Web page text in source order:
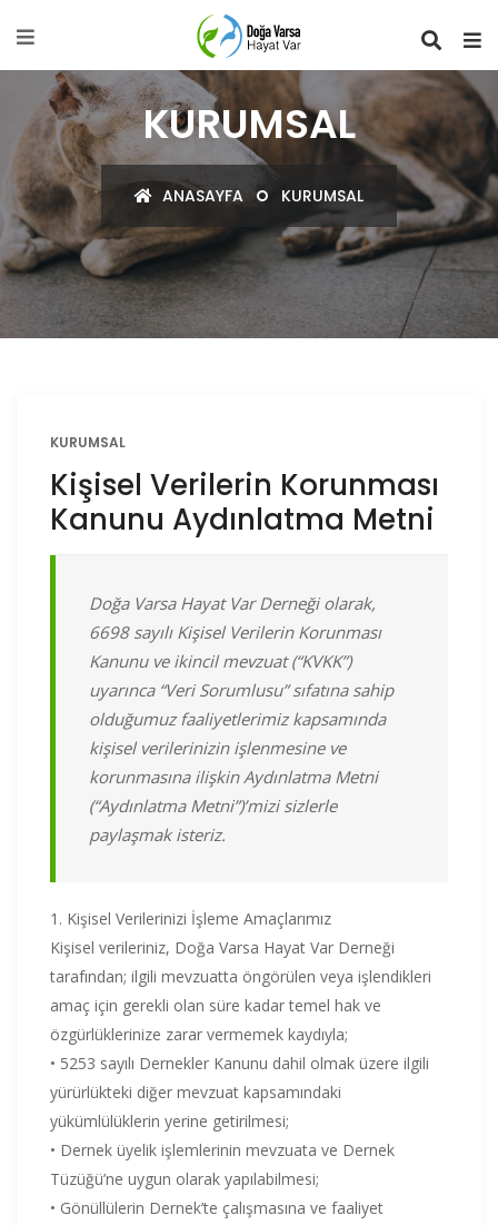
KURUMSAL
ANASAYFA KURUMSAL
KURUMSAL
Kişisel Verilerin Korunması
Kanunu Aydınlatma Metni
Doğa Varsa Hayat Var Derneği olarak,
6698 sayılı Kişisel Verilerin Korunması
Kanunu ve ikincil mevzuat (“KVKK”)
uyarınca “Veri Sorumlusu” sıfatına sahip
olduğumuz faaliyetlerimiz kapsamında
kişisel verilerinizin işlenmesine ve
korunmasına ilişkin Aydınlatma Metni
(“Aydınlatma Metni”)’mizi sizlerle
paylaşmak isteriz.
1. Kişisel Verilerinizi İşleme Amaçlarımız
Kişisel verileriniz, Doğa Varsa Hayat Var Derneği
tarafından; ilgili mevzuatta öngörülen veya işlendikleri
amaç için gerekli olan süre kadar temel hak ve
özgürlüklerinize zarar vermemek kaydıyla;
• 5253 sayılı Dernekler Kanunu dahil olmak üzere ilgili
yürürlükteki diğer mevzuat kapsamındaki
yükümlülüklerin yerine getirilmesi;
• Dernek üyelik işlemlerinin mevzuata ve Dernek
Tüzüğü’ne uygun olarak yapılabilmesi;
• Gönüllülerin Dernek’te çalışmasına ve faaliyet